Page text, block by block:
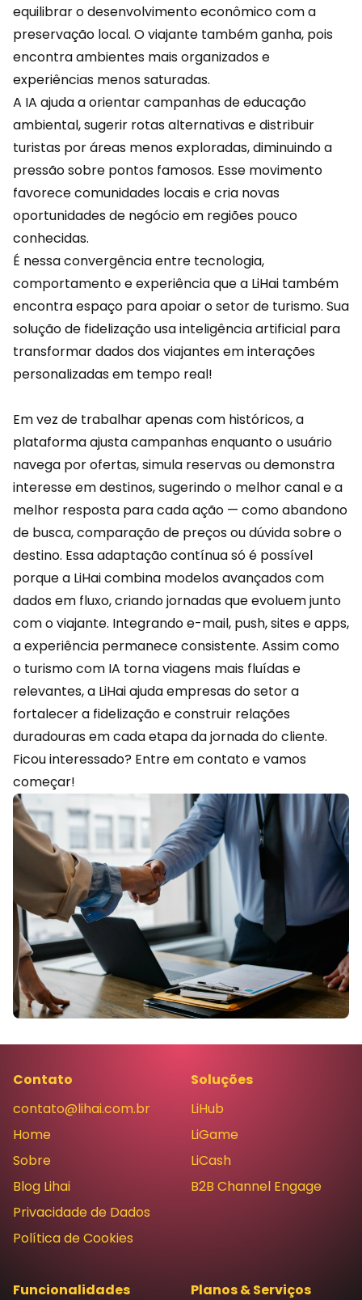
equilibrar o desenvolvimento econômico com a
preservação local. O viajante também ganha, pois
encontra ambientes mais organizados e
experiências menos saturadas.
A IA ajuda a orientar campanhas deeducação
ambiental, sugerir rotas alternativas e distribuir
turistas por áreas menos exploradas, diminuindo a
pressão sobre pontos famosos. Esse movimento
favorece comunidades locais e cria novas
oportunidades de negócio em regiões pouco
conhecidas.
É nessa convergência entre tecnologia,
comportamento e experiência que a LiHai também
encontra espaço para apoiar o setor de turismo. Sua
solução de fidelização usa inteligência artificial para
transformar dados dos viajantes em interações
personalizadas em tempo real!
Em vez de trabalhar apenas com históricos, a
plataforma ajusta campanhas enquanto o usuário
navega porofertas, simula reservas ou demonstra
interesse em destinos, sugerindo o melhor canal e a
melhor resposta para cada ação — como abandono
de busca, comparação de preços ou dúvida sobre o
destino. Essa adaptação contínua só é possível
porque a LiHai combina modelos avançados com
dados em fluxo, criando jornadas que evoluem junto
com o viajante. Integrando e-mail, push, sites e apps,
a experiência permanece consistente. Assim como
o turismo com IA torna viagens mais fluídas e
relevantes, a LiHai ajuda empresas do setor a
fortalecer a fidelização e construir relações
duradouras em cada etapa da jornada do cliente.
Ficou interessado? Entre em contatoe vamos
começar!
Contato
contato@lihai.com.br
Home
Sobre
Blog Lihai
Privacidade de Dados
Política de Cookies
Soluções
LiHub
LiGame
LiCash
B2B Channel Engage
Funcionalidades Planos & Serviços